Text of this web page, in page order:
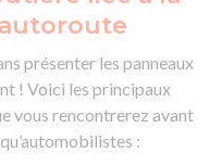
présenter les panneaux
! Voici les principaux
vous rencontrerez avant
: